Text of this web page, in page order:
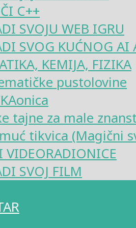
C++
SVOJU WEB IGRU
SVOG KUĆNOG AI
KEMIJA, FIZIKA
pustolovine
tajne za male
tikvica (Magični
VIDEORADIONICE
SVOJ FILM